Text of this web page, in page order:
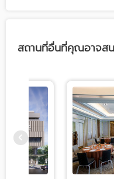
สถานที่อื่นที่คุณอาจส